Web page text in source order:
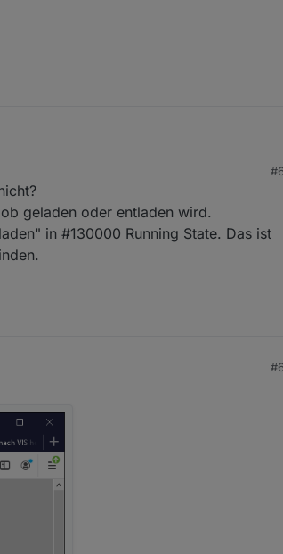
inzwischen mehrere Datenquellen abgefragt
geladen oder entladen wird.
in #130000 Running State. Das ist